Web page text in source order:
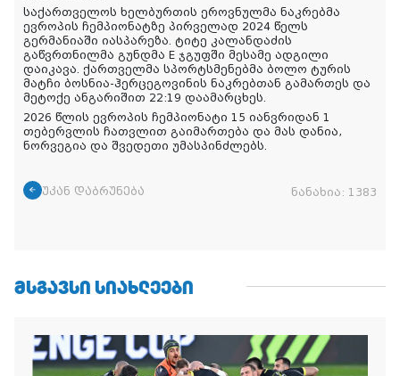
საქართველოს ხელბურთის ეროვნულმა ნაკრებმა
ევროპის ჩემპიონატზე პირველად 2024 წელს
გერმანიაში იასპარეზა. ტიტე კალანდაძის
გაწვრთნილმა გუნდმა E ჯგუფში მესამე ადგილი
დაიკავა. ქართველმა სპორტსმენებმა ბოლო ტურის
მატჩი ბოსნია-ჰერცეგოვინის ნაკრებთან გამართეს და
მეტოქე ანგარიშით 22:19 დაამარცხეს.
2026 წლის ევროპის ჩემპიონატი 15 იანვრიდან 1
თებერვლის ჩათვლით გაიმართება და მას დანია,
ნორვეგია და შვედეთი უმასპინძლებს.
უკან დაბრუნება ნანახია: 1383
ᲛᲡᲒᲐᲕᲡᲘ ᲡᲘᲐᲮᲚᲔᲔᲑᲘ